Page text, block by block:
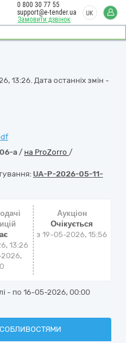
Замовити дзвінок
0 800 30 77 55
support@e-tender.ua
UK
13:26. Дата останніх змін -
a / на ProZorro /
UA-P-2026-05-11-
13:26
Аукціон
Очікується
з19-05-2026, 15:56
- по 16-05-2026, 00:00